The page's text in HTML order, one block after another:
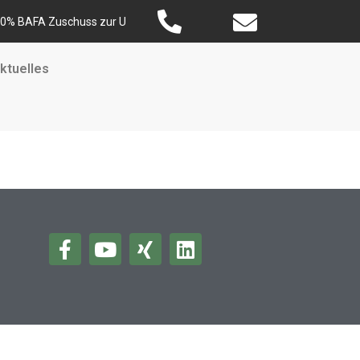
BAFA Zuschuss zur Unternehmensberatung sichern und sich